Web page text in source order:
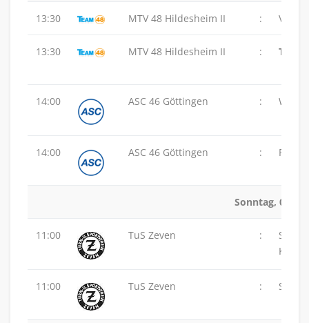
13:30 MTV 48 Hildesheim II : VSG
13:30 MTV 48 Hildesheim II : TSV
14:00 ASC 46 Göttingen :
14:00 ASC 46 Göttingen : PSV
Sonntag,
11:00 TuS Zeven :
SG
11:00 TuS Zeven : SVG